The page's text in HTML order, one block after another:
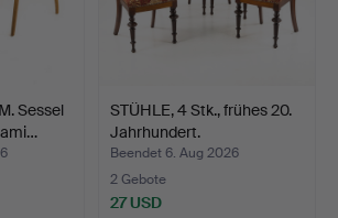
Sessel
STÜHLE, 4 Stk., frühes 20.
Jahrhundert.
Beendet 6. Aug 2026
2 Gebote
27 USD